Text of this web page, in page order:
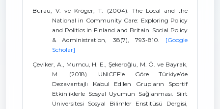
Burau, V. ve Kröger, T. (2004). The Local and the
National in Community Care: Exploring Policy
and Politics in Finland and Britain. Social Policy
& Administration, 38(7), 793-810. [Google
Scholar]
Çeviker, A., Mumcu, H. E., Şekeroğlu, M. Ö. ve Bayrak,
M. (2018). UNICEF’e Göre Türkiye’de
Dezavantajlı Kabul Edilen Grupların Sportif
Etkinliklerle Sosyal Uyumun Sağlanması. Siirt
Üniversitesi Sosyal Bilimler Enstitüsü Dergisi,